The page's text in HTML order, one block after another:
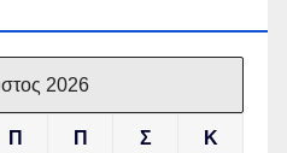
2026
Π Π Σ Κ